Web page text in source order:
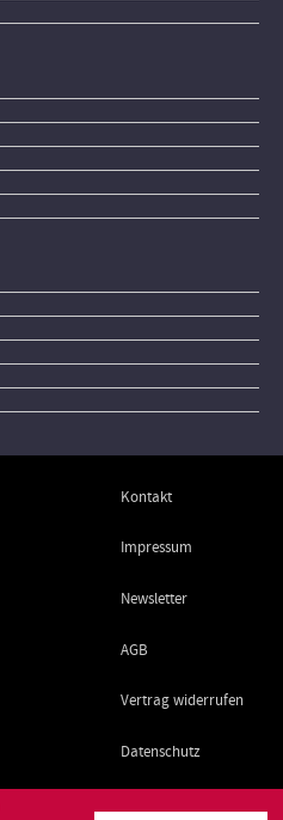
Kontakt
Impressum
Newsletter
AGB
Vertrag widerrufen
Datenschutz